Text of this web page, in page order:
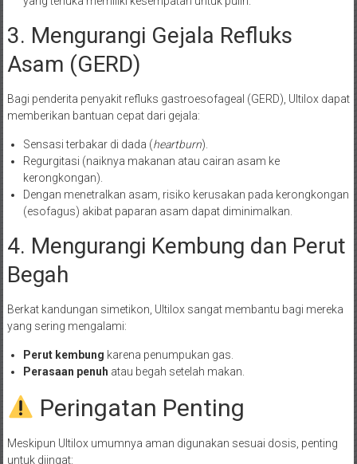
3. Mengurangi Gejala Refluks
Asam (GERD)
Bagi penderita penyakit refluks gastroesofageal (GERD), Ultilox dapat
memberikan bantuan cepat dari gejala:
Sensasi terbakar di dada (heartburn).
Regurgitasi (naiknya makanan atau cairan asam ke
kerongkongan).
Dengan menetralkan asam, risiko kerusakan pada kerongkongan
(esofagus) akibat paparan asam dapat diminimalkan.
4. Mengurangi Kembung dan Perut
Begah
Berkat kandungan simetikon, Ultilox sangat membantu bagi mereka
yang sering mengalami:
Perut kembung karena penumpukan gas.
Perasaan penuh atau begah setelah makan.
Peringatan Penting
Meskipun Ultilox umumnya aman digunakan sesuai dosis, penting
untuk diingat: